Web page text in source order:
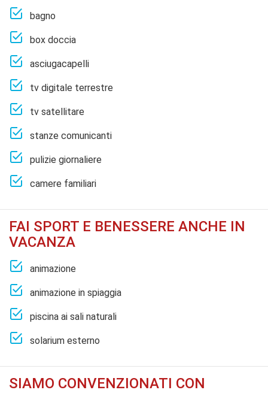
bagno
box doccia
asciugacapelli
tv digitale terrestre
tv satellitare
stanze comunicanti
pulizie giornaliere
camere familiari
FAI SPORT E BENESSERE ANCHE IN
VACANZA
animazione
animazione in spiaggia
piscina ai sali naturali
solarium esterno
SIAMO CONVENZIONATI CON